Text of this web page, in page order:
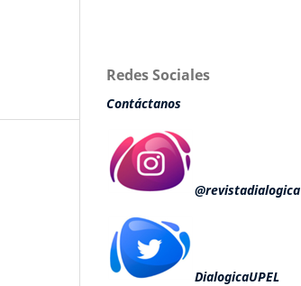
Redes Sociales
Contáctanos
@revistadialogica
DialogicaUPEL